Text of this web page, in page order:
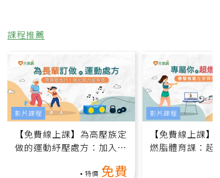
課程推薦
【免費線上課】為高壓族定
做的運動紓壓處方：加入行
特價 免費
影片課程
【免費線上課
燃脂體育課：超
影片課程